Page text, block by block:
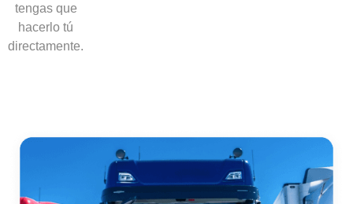
tengas que
hacerlo tú
directamente.